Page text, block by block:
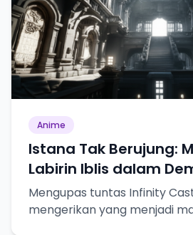
Anime
Istana Tak Berujung:
Labirin Iblis dalam
Mengupas tuntas Infinity
mengerikan yang menjadi